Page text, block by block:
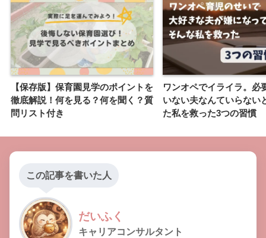
【保存版】保育園見学のポイントを
徹底解説！何を見る？何を聞く？質
問リスト付き
ワンオペでイライラ。必
いない夫なんていらない
た私を救った3つの習慣
この記事を書いた人
だいふく
キャリアコンサルタント